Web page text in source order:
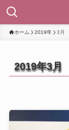
ホーム 2019年 3月
2019年3月